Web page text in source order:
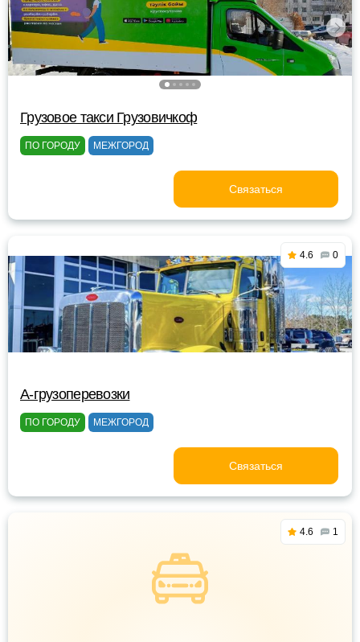
Грузовое такси Грузовичкоф
ПО ГОРОДУ МЕЖГОРОД
Связаться
4.6 0
A-грузоперевозки
ПО ГОРОДУ МЕЖГОРОД
Связаться
4.6 1